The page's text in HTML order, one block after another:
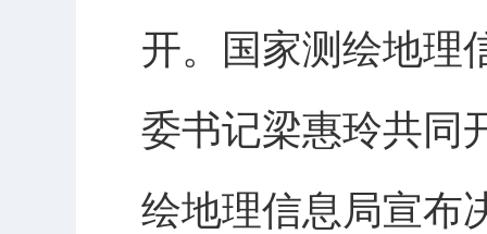
开。国家测绘地理
委书记梁惠玲共同
绘地理信息局宣布